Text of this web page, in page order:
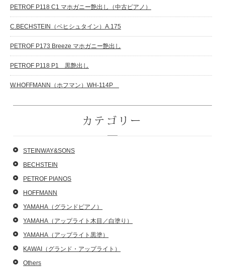
PETROF P118 C1 マホガニー艶出し（中古ピアノ）
C.BECHSTEIN（ベヒシュタイン）A.175
PETROF P173 Breeze マホガニー艶出し
PETROF P118 P1 黒艶出し
W.HOFFMANN（ホフマン）WH-114P
カテゴリー
STEINWAY&SONS
BECHSTEIN
PETROF PIANOS
HOFFMANN
YAMAHA（グランドピアノ）
YAMAHA（アップライト木目／白塗り）
YAMAHA（アップライト黒塗）
KAWAI（グランド・アップライト）
Others